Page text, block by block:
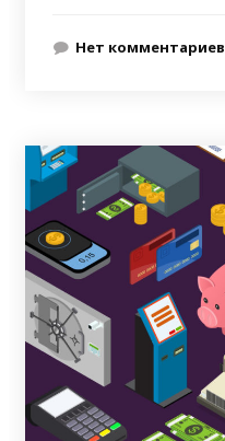
Нет комментариев